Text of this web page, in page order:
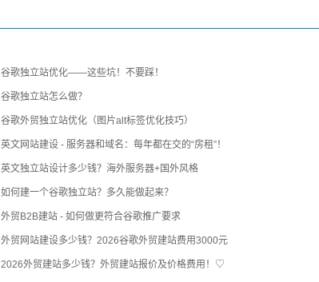
谷歌独立站优化——这些坑！不要踩！
谷歌独立站怎么做？
谷歌外贸独立站优化（图片alt标签优化技巧）
英文网站建设 - 服务器和域名：每年都在交的“房租”！
英文独立站设计多少钱？海外服务器+国外风格
如何建一个谷歌独立站？多久能做起来？
外贸B2B建站 - 如何做更符合谷歌推广要求
外贸网站建设多少钱？2026谷歌外贸建站费用3000元
2026外贸建站多少钱？外贸建站报价及价格费用！♡